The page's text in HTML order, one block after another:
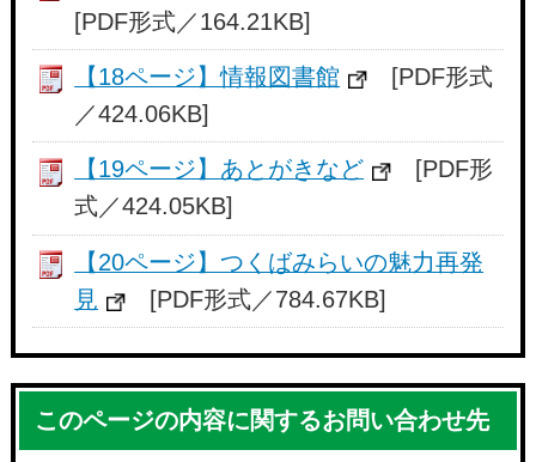
[PDF形式／164.21KB]
【18ページ】情報図書館
[PDF形式
／424.06KB]
【19ページ】あとがきなど
[PDF形
式／424.05KB]
【20ページ】つくばみらいの魅力再発
見
[PDF形式／784.67KB]
このページの内容に関するお問い合わせ先